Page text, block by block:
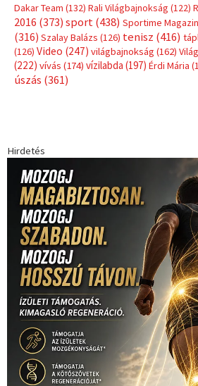
Dakar Team (132) Rali Világbajnokság (122)
2016 (373) sport(438) Sportime Magazin
(316) Szalay Balázs (126) tenisz (416)
(126) Video (247) világbajnokság (162)
(222) vívás (174) vízilabda (197) Érdi Mária
úszás (361)
Hirdetés